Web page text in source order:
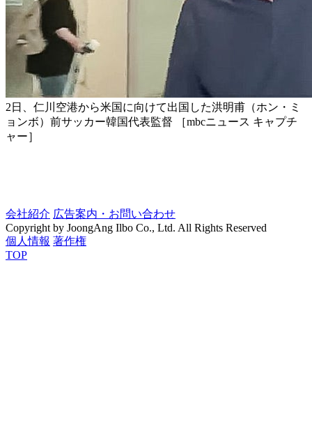
2日、仁川空港から米国に向けて出国した洪明甫（ホン・ミ
ョンボ）前サッカー韓国代表監督 ［mbcニュース キャプチ
ャー］
会社紹介 広告案内・お問い合わせ
Copyright by JoongAng Ilbo Co., Ltd. All Rights Reserved
個人情報 著作権
TOP